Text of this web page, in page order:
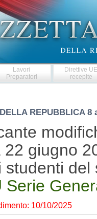
Lavori
Preparatori
Direttive
recepite
REPUBBLICA 8
giugno
Serie
10/10/2025